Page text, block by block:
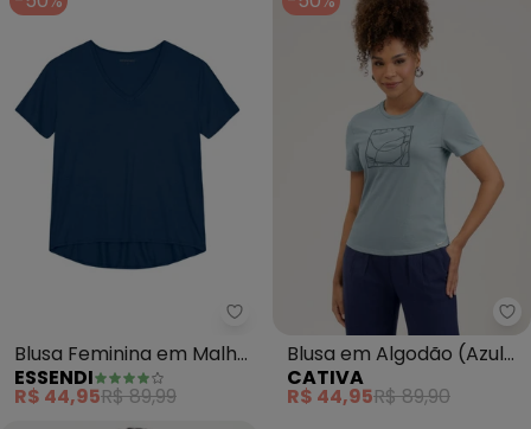
Essendi - Blusa Feminina em
Blusa Feminina em Malha
(Azul)
ESSENDI
R$ 44,95R$ 89,99
Blusa em Algodão (Azul
Claro)
CATIVA
R$ 44,95R$ 89,90